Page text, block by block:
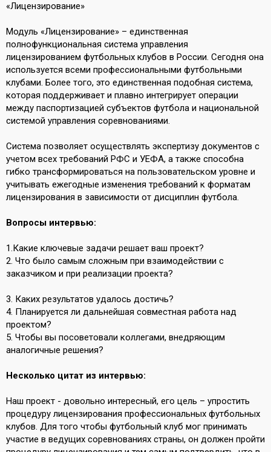
«Лицензирование»
Модуль «Лицензирование» – единственная
полнофункциональная система управления
лицензированием футбольных клубов в России. Сегодня она
используется всеми профессиональными футбольными
клубами. Более того, это единственная подобная система,
которая поддерживает и плавно интегрирует операции
между паспортизацией субъектов футбола и национальной
системой управления соревнованиями.
Система позволяет осуществлять экспертизу документов с
учетом всех требований РФС и УЕФА, а также способна
гибко трансформироваться на пользовательском уровне и
учитывать ежегодные изменения требований к форматам
лицензирования в зависимости от дисциплин футбола.
Вопросы интервью:
1.Какие ключевые задачи решает ваш проект?
2. Что было самым сложным при взаимодействии с
заказчиком и при реализации проекта?
3. Каких результатов удалось достичь?
4. Планируется ли дальнейшая совместная работа над
проектом?
5. Чтобы вы посоветовали коллегами, внедряющим
аналогичные решения?
Несколько цитат из интервью:
Наш проект - довольно интересный, его цель – упростить
процедуру лицензирования профессиональных футбольных
клубов. Для того чтобы футбольный клуб мог принимать
участие в ведущих соревнованиях страны, он должен пройти